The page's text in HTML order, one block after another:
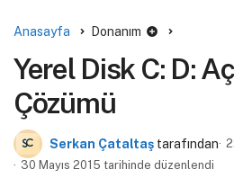
Anasayfa Donanım
Yerel Disk C: D:
Çözümü
Serkan Çataltaş tarafından
30 Mayıs 2015 tarihinde düzenlendi